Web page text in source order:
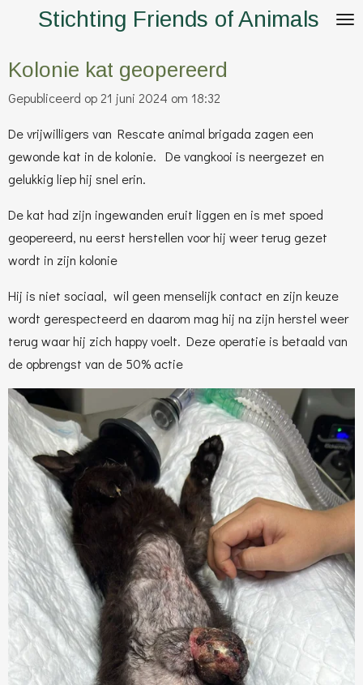
naar
hoofdinhoud
Stichting Friends of Animals
Kolonie kat geopereerd
Gepubliceerd op 21 juni 2024 om 18:32
De vrijwilligers van Rescate animal brigada zagen een
gewonde kat in de kolonie. De vangkooi is neergezet en
gelukkig liep hij snel erin.
De kat had zijn ingewanden eruit liggen en is met spoed
geopereerd, nu eerst herstellen voor hij weer terug gezet
wordt in zijn kolonie
Hij is niet sociaal, wil geen menselijk contact en zijn keuze
wordt gerespecteerd en daarom mag hij na zijn herstel weer
terug waar hij zich happy voelt. Deze operatie is betaald van
de opbrengst van de 50% actie